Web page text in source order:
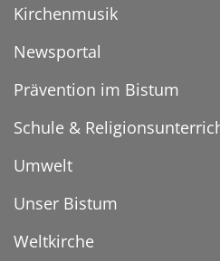
Kirchenmusik
Newsportal
Prävention im Bistum
Schule &
Umwelt
Unser Bistum
Weltkirche